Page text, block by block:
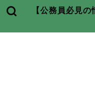
【公務員必見